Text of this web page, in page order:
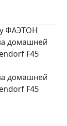
ФАЭТОН
домашней
F45
домашней
F45